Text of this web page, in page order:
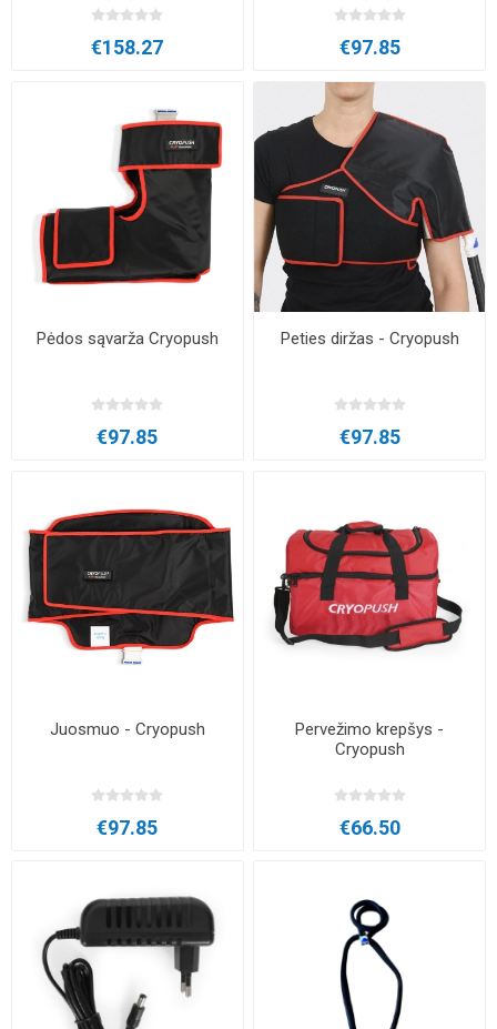
€158.27 €97.85
Pėdos sąvarža Cryopush
€97.85
Peties diržas - Cryopush
€97.85
Juosmuo - Cryopush
€97.85
Pervežimo krepšys -
Cryopush
€66.50